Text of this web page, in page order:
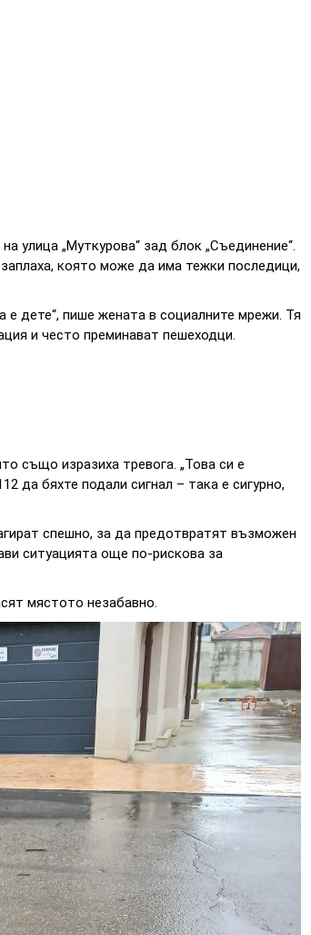
улица „Муткурова“ зад блок „Съединение“.
която може да има тежки последици,
е дете“, пише жената в социалните мрежи. Тя
и често преминават пешеходци.
също изразиха тревога. „Това си е
да бяхте подали сигнал – така е сигурно,
спешно, за да предотвратят възможен
ситуацията още по-рискова за
мястото незабавно.